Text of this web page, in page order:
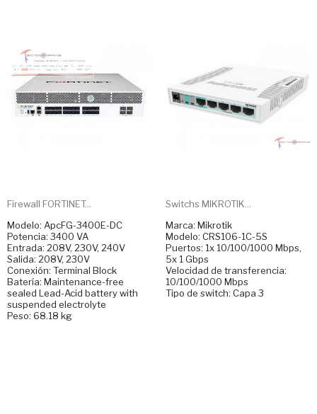
Firewall FORTINET...
Modelo: ApcFG-3400E-DC
Potencia: 3400 VA
Entrada: 208V, 230V, 240V
Salida: 208V, 230V
Conexión: Terminal Block
Batería: Maintenance-free
sealed Lead-Acid battery with
suspended electrolyte
Peso: 68.18 kg
Switchs MIKROTIK...
Marca: Mikrotik
Modelo: CRS106-1C-5S
Puertos: 1x 10/100/1000 Mbps,
5x 1 Gbps
Velocidad de transferencia:
10/100/1000 Mbps
Tipo de switch: Capa 3